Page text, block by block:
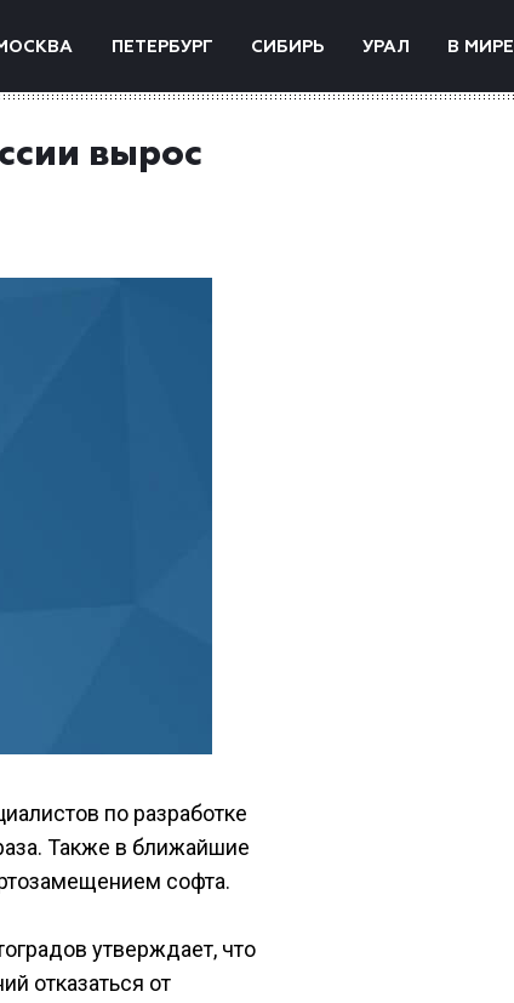
ПЕТЕРБУРГ СИБИРЬ УРАЛ В МИРЕ
вырос
по разработке
Также в ближайшие
софта.
утверждает, что
отказаться от